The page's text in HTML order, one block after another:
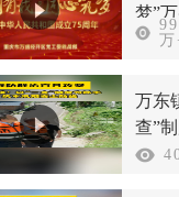
梦”
战线万
万东
查”
汛期